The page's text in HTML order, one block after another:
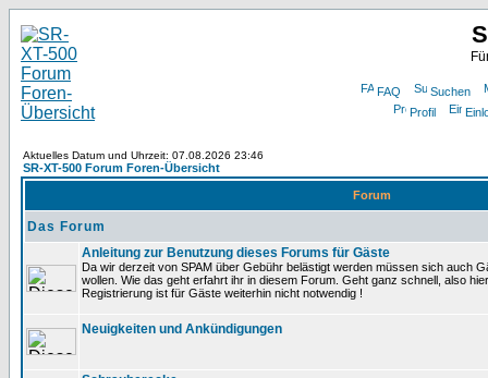
FAQ
Suchen
Profil
Aktuelles Datum und Uhrzeit: 07.08.2026 23:46
SR-XT-500 Forum Foren-Übersicht
Forum
Das Forum
Anleitung zur Benutzung dieses Forums für Gäste
Da wir derzeit von SPAM über Gebühr belästigt werden müssen sich auch
wollen. Wie das geht erfahrt ihr in diesem Forum. Geht ganz schnell, also
Registrierung ist für Gäste weiterhin nicht notwendig !
Neuigkeiten und Ankündigungen